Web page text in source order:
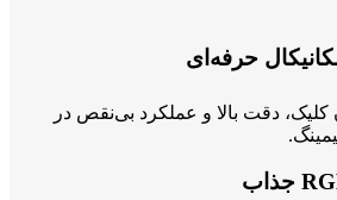
حرفه‌ای
50 میلیون کلیک، دقت بالا و عملکرد بی‌نقص در